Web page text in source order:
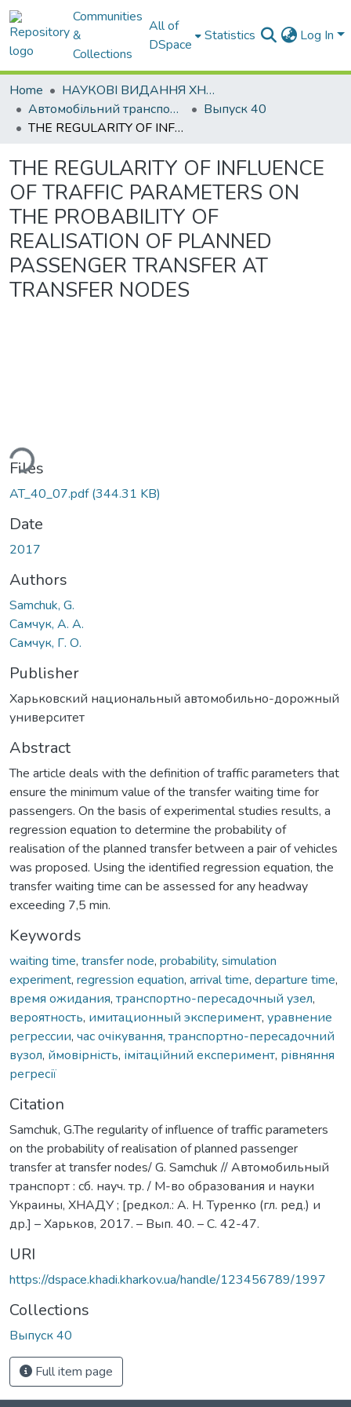
Communities
&
Collections
All of
DSpace
Statistics Log In
Home
НАУКОВІ ВИДАННЯ ХНАДУ
Автомобільний транспорт / Автомобильный транспорт
Выпуск 40
THE REGULARITY OF INFLUENCE OF TRAFFIC PARAMETERS ON THE PROBABILITY OF REALISATION OF PLANNED PASSENGER TRANSFER AT TRANSFER NODES
THE REGULARITY OF INFLUENCE
OF TRAFFIC PARAMETERS ON
THE PROBABILITY OF
REALISATION OF PLANNED
PASSENGER TRANSFER AT
TRANSFER NODES
Files
AT_40_07.pdf(344.31 KB)
Date
2017
Authors
Samchuk, G.
Самчук, А. А.
Самчук, Г. О.
Publisher
Харьковский национальный автомобильно-дорожный
университет
Abstract
The article deals with the definition of traffic parameters that
ensure the minimum value of the transfer waiting time for
passengers. On the basis of experimental studies results, a
regression equation to determine the probability of
realisation of the planned transfer between a pair of vehicles
was proposed. Using the identified regression equation, the
transfer waiting time can be assessed for any headway
exceeding 7,5 min.
Keywords
waiting time, transfer node, probability, simulation
experiment, regression equation, arrival time, departure time,
время ожидания, транспортно-пересадочный узел,
вероятность, имитационный эксперимент, уравнение
регрессии, час очікування, транспортно-пересадочний
вузол, ймовірність, імітаційний експеримент, рівняння
регресії
Citation
Samchuk, G.The regularity of influence of traffic parameters
on the probability of realisation of planned passenger
transfer at transfer nodes/ G. Samchuk // Автомобильный
транспорт : сб. науч. тр. / М-во образования и науки
Украины, ХНАДУ ; [редкол.: А. Н. Туренко (гл. ред.) и
др.] – Харьков, 2017. – Вып. 40. – С. 42-47.
URI
https://dspace.khadi.kharkov.ua/handle/123456789/1997
Collections
Выпуск 40
Full item page